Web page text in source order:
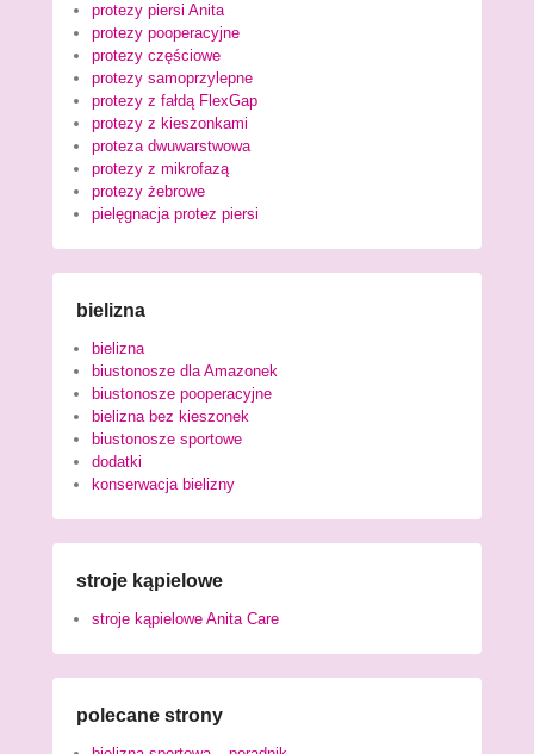
protezy piersi Anita
protezy pooperacyjne
protezy częściowe
protezy samoprzylepne
protezy z fałdą FlexGap
protezy z kieszonkami
proteza dwuwarstwowa
protezy z mikrofazą
protezy żebrowe
pielęgnacja protez piersi
bielizna
bielizna
biustonosze dla Amazonek
biustonosze pooperacyjne
bielizna bez kieszonek
biustonosze sportowe
dodatki
konserwacja bielizny
stroje kąpielowe
stroje kąpielowe Anita Care
polecane strony